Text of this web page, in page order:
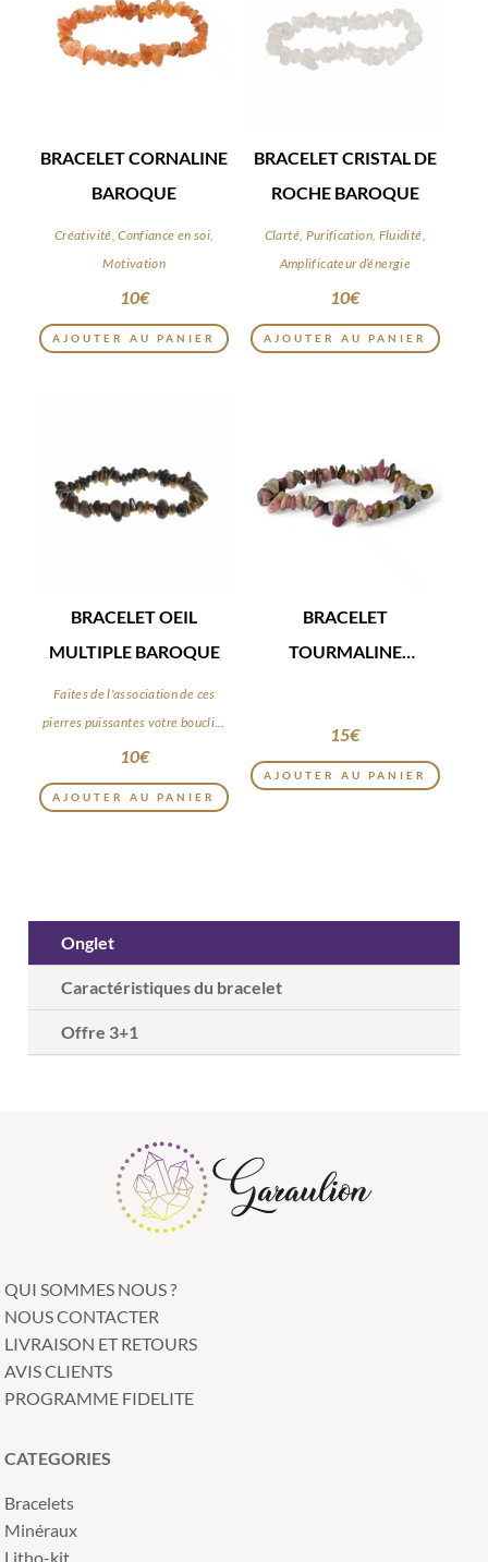
BRACELET CORNALINE
BAROQUE
Créativité, Confiance en soi,
Motivation
10€
AJOUTER AU PANIER
BRACELET CRISTAL DE
ROCHE BAROQUE
Clarté, Purification, Fluidité,
Amplificateur d’énergie
10€
AJOUTER AU PANIER
BRACELET OEIL
MULTIPLE BAROQUE
Faites de l'association de ces
pierres puissantes votre bouclier
du quotidien
10€
AJOUTER AU PANIER
BRACELET
TOURMALINE
15€
AJOUTER AU PANIER
Onglet
Caractéristiques du bracelet
Offre 3+1
QUI SOMMES NOUS ?
NOUS CONTACTER
LIVRAISON ET RETOURS
AVIS CLIENTS
PROGRAMME FIDELITE
CATEGORIES
Bracelets
Minéraux
Litho-kit